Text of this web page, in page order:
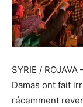
SYRIE /
Damas ont fait
récemment